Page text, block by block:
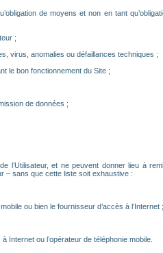
de moyens et non en tant
;
virus, anomalies ou défaillances techniques ;
le bon fonctionnement du Site ;
de données ;
et ne peuvent donner lieu à
– sans que cette liste soit exhaustive :
ou bien le fournisseur d’accès à l’Internet ;
Internet ou l’opérateur de téléphonie mobile.